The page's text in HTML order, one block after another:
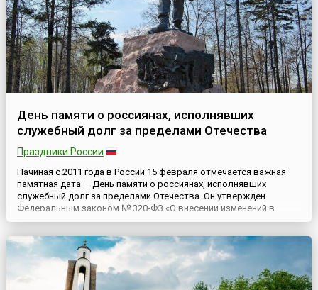
День памяти о россиянах, исполнявших
служебный долг за пределами Отечества
Праздники России
Начиная с 2011 года в России 15 февраля отмечается важная
памятная дата — День памяти о россиянах, исполнявших
служебный долг за пределами Отечества. Он утвержден
Федеральным законом № 320-ФЗ «О внесении изменений в
статью 1.1 Федерального закона «О Днях воинской славы и
ноября 2010 года. Ранее дата неофициально отмечалась как
День воина-интерн...